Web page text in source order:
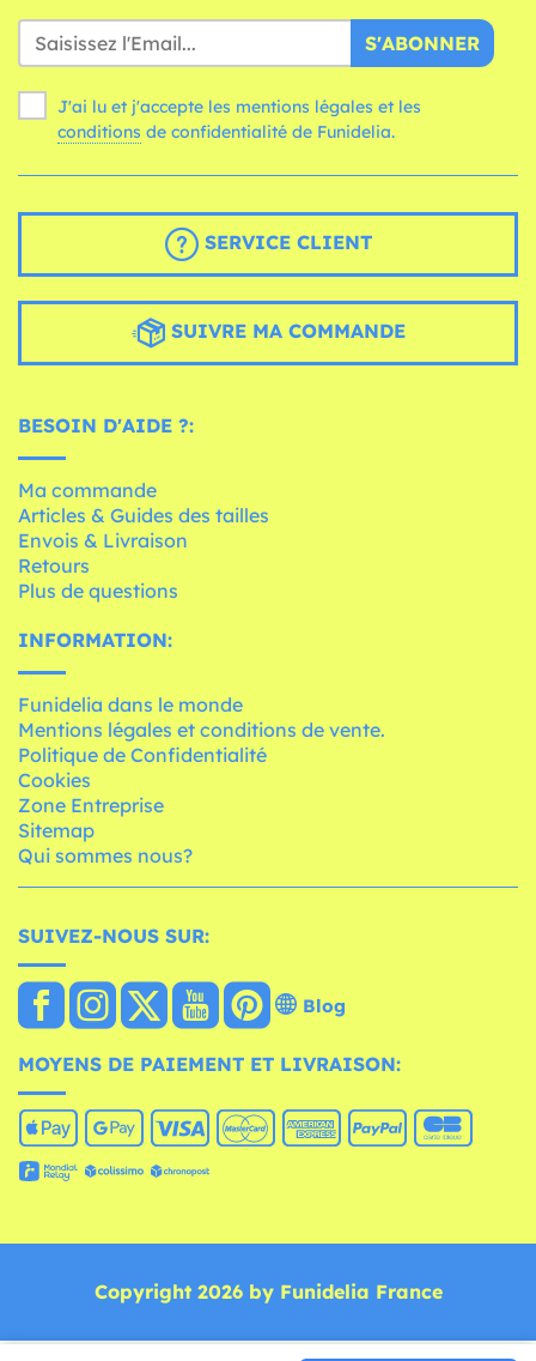
S'ABONNER
J'ai lu et j'accepte les mentions légales et les
conditions de confidentialité de Funidelia.
SERVICE CLIENT
SUIVRE MA COMMANDE
BESOIN D'AIDE ?:
Ma commande
Articles & Guides des tailles
Envois & Livraison
Retours
Plus de questions
INFORMATION:
Funidelia dans le monde
Mentions légales et conditions de vente.
Politique de Confidentialité
Cookies
Zone Entreprise
Sitemap
Qui sommes nous?
SUIVEZ-NOUS SUR:
Blog
MOYENS DE PAIEMENT ET LIVRAISON:
Copyright 2026 by Funidelia France